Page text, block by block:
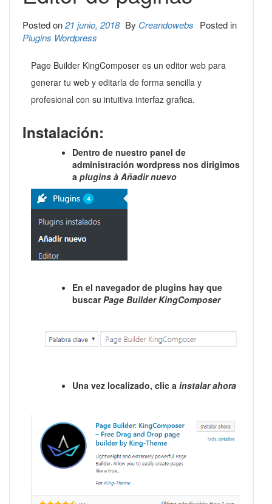
Posted on21 junio, 2018 By Creandowebs Posted in
Plugins Wordpress
Page Builder KingComposer es un editor web para
generar tu web y editarla de forma sencilla y
profesional con su intuitiva interfaz grafica.
Instalación:
Dentro de nuestro panel de
administración wordpress nos dirigimos
a plugins à Añadir nuevo
En el navegador de plugins hay que
buscarPage Builder KingComposer
Una vez localizado, clic a instalar ahora